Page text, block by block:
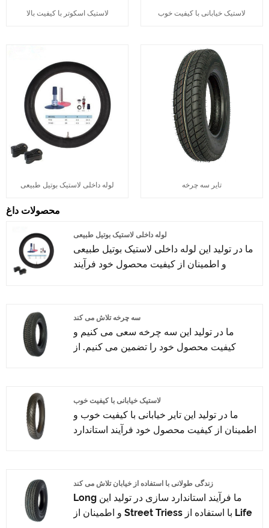
لاستیک خیابانی با کیفیت خوب لاستیک اسکوتر با کیفیت بالا
تایر سه چرخه لوله داخلی لاستیک بوتیل طبیعی
محصولات داغ
لوله داخلی لاستیک بوتیل طبیعی
ما در تولید این لوله داخلی لاستیک بوتیل طبیعی
و اطمینان از کیفیت محصول خود فرآیند
است. ما گواهینامه ISO9001ã CCCã E-
MARKã € DOT و غیره را دریافت کرده ایم. ما
تیم پس از فروش سخت کوشی داریم که
سه چرخه تلاش می کند
ما در تولید این سه چرخه سعی می کنیم و
کیفیت محصول خود را تضمین می کنیم. از
ISO9001ã CCCã E-MARKã € DOT و غیره
را دریافت کرده ایم. ما تیم پس از فروش سخت
کوشی داریم که خدمات پس از فروش و
لاستیک خیابانی با کیفیت خوب
ما در تولید این تایر خیابانی با کیفیت خوب و
اطمینان از کیفیت محصول خود فرآیند استاندارد
گواهینامه ISO9001ã CCCã E-MARKã €
DOT و غیره را دریافت کرده ایم. ما تیم پس از
فروش سخت کوشی داریم که خدمات پس از
زندگی طولانی با استفاده از خیابان تلاش می کند
ما فرآیند استاندارد سازی در تولید این Long
Life با استفاده از Street Triess و اطمینان از